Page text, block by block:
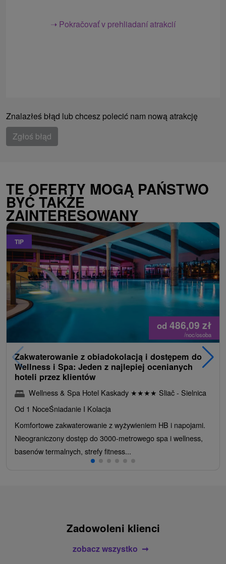
➝ Pokračovať v prehliadaní atrakcií
Znalazłeś błąd lub chcesz polecić nam nową atrakcję
Zgłoś błąd
TE OFERTY MOGĄ PAŃSTWO
BYĆ TAKŻE
ZAINTERESOWANY
TIP
od 486,09 zł
/noc/osoba
Zakwaterowanie z obiadokolacją i dostępem do
Wellness i Spa: Jeden z najlepiej ocenianych
hoteli przez klientów
Wellness & Spa Hotel Kaskady ★★★★ Sliač - Sielnica
Od 1 NoceŚniadanie I Kolacja
Komfortowe zakwaterowanie z wyżywieniem HB i napojami.
Nieograniczony dostęp do 3000-metrowego spa i wellness,
basenów termalnych, strefy fitness...
Zadowoleni klienci
zobacz wszystko